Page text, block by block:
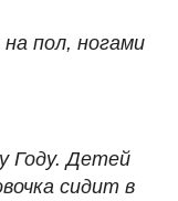
пол, ногами
Году. Детей
сидит в